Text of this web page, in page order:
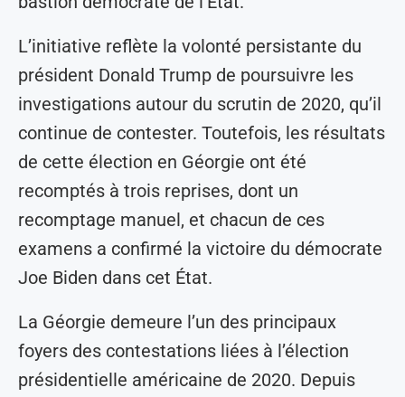
L’initiative reflète la volonté persistante du
président Donald Trump de poursuivre les
investigations autour du scrutin de 2020, qu’il
continue de contester. Toutefois, les résultats
de cette élection en Géorgie ont été
recomptés à trois reprises, dont un
recomptage manuel, et chacun de ces
examens a confirmé la victoire du démocrate
Joe Biden dans cet État.
La Géorgie demeure l’un des principaux
foyers des contestations liées à l’élection
présidentielle américaine de 2020. Depuis